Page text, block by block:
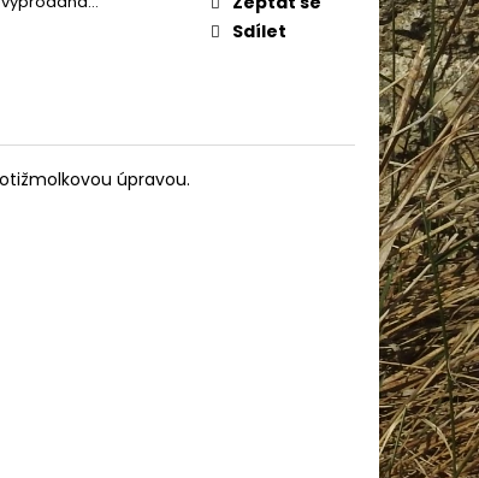
Sdílet
úpravou.
800